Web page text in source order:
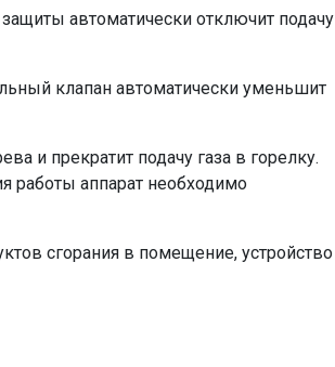
автоматически отключит подачу
клапан автоматически уменьшит
и прекратит подачу газа в горелку.
работы аппарат необходимо
сгорания в помещение, устройство